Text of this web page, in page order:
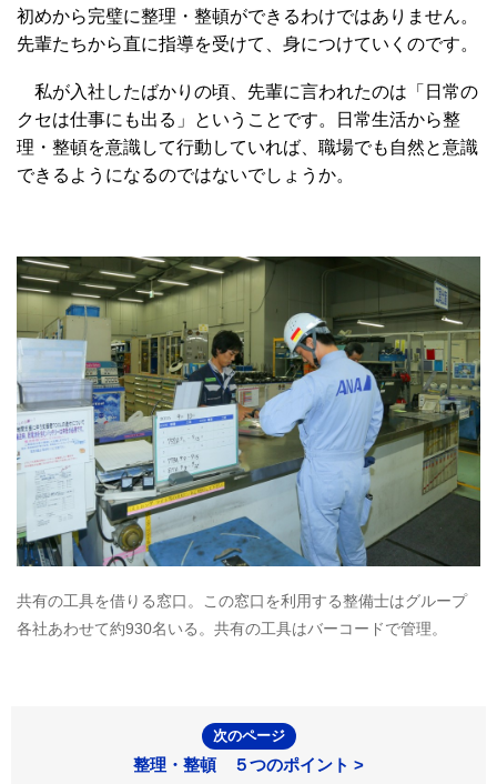
初めから完璧に整理・整頓ができるわけではありません。
先輩たちから直に指導を受けて、身につけていくのです。
私が入社したばかりの頃、先輩に言われたのは「日常の
クセは仕事にも出る」ということです。日常生活から整
理・整頓を意識して行動していれば、職場でも自然と意識
できるようになるのではないでしょうか。
共有の工具を借りる窓口。この窓口を利用する整備士はグループ
各社あわせて約930名いる。共有の工具はバーコードで管理。
次のページ
整理・整頓 ５つのポイント >